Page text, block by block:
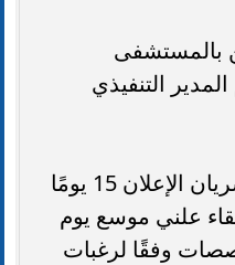
بالمستشفى
التنفيذي
وأكدت الجامعة أن مدة سريان الإعلان 15 يومًا
علني موسع يوم
التخصصات وفقًا لرغبات